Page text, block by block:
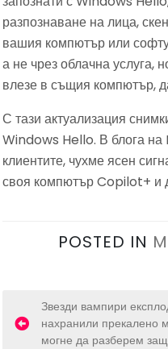
разпознаване на лица,
вашия компютър или
а не чрез облачна услуга,
влезе в същия компютър,
С тази актуализация
Windows Hello. В блога
клиентите, чухме ясен
своя компютър Copilot+ и
POSTED IN
P
Звезди вампири
нахранили прекалено
могне да разберем